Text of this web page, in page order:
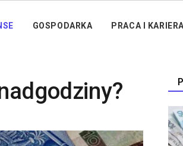
GOSPODARKA PRACA I KARIERA